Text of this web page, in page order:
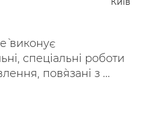
виконує
спеціальні роботи
пов`язані з ...